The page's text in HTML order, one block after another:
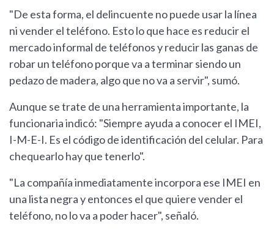
"De esta forma, el delincuente no puede usar la línea
ni vender el teléfono. Esto lo que hace es reducir el
mercado informal de teléfonos y reducir las ganas de
robar un teléfono porque va a terminar siendo un
pedazo de madera, algo que no va a servir", sumó.
Aunque se trate de una herramienta importante, la
funcionaria indicó: "Siempre ayuda a conocer el IMEI,
I-M-E-I. Es el código de identificación del celular. Para
chequearlo hay que tenerlo".
"La compañía inmediatamente incorpora ese IMEI en
una lista negra y entonces el que quiere vender el
teléfono, no lo va a poder hacer", señaló.